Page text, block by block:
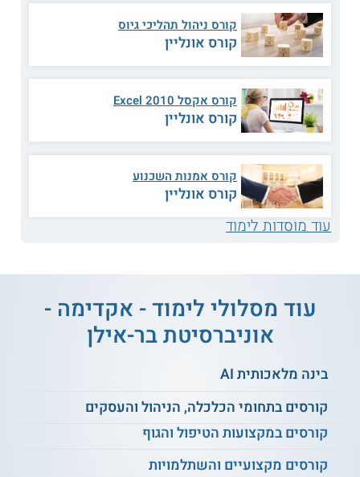
המשתתפים פרויקט גמר מסכם.
קראו על לימודי ניהול פיננסים לתעודה
קראו גם עלמשכורות יבוא יצוא וסחר
בינלאומי.
כמה זמן לומדים?
לפרויקט הגמר.
נושאי לימוד
הובלה אווירית.
חישוב מיסי יבוא.
אישור דוקומנטארי.
עקרונות סיווג מכסי.
חישוב עלויות הובלה.
מידענות ומודיעין עסקי.
מונחי המכר הבין לאומי.
שיטות התשלוםבסחר הבינלאומי.
הסכמי סחר שעליהם חתומה ישראל.
ועוד.
קורס ניהול תהליכי גיוס
קורס אונליין
קורס אקסל 2010 Excel
קורס אונליין
קורס אמנות השכנוע
קורס אונליין
עוד מוסדות לימוד
עוד מסלולי לימוד - אקדימה -
אוניברסיטת בר-אילן
בינה מלאכותית AI
קורסים בתחומי הכלכלה, הניהול והעסקים
קורסים במקצועות הטיפול והגוף
קורסים מקצועיים והשתלמויות